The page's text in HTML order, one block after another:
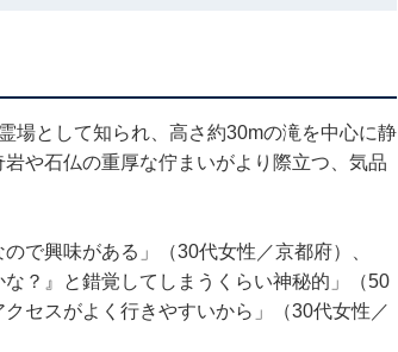
場として知られ、高さ約30mの滝を中心に静
や石仏の重厚な佇まいがより際立つ、気品
で興味がある」（30代女性／京都府）、
？』と錯覚してしまうくらい神秘的」（50
セスがよく行きやすいから」（30代女性／